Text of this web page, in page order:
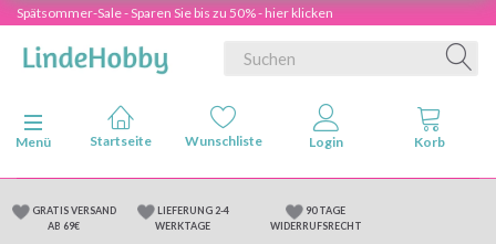
Spätsommer-Sale - Sparen Sie bis zu 50% - hier klicken
Anzeige ändern
Menü
GRATIS VERSAND
AB 69€
LIEFERUNG 2-4
WERKTAGE
90 TAGE
WIDERRUFSRECHT